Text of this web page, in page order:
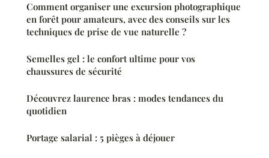
Comment organiser une excursion photographique
en forêt pour amateurs, avec des conseils sur les
techniques de prise de vue naturelle ?
Semelles gel : le confort ultime pour vos
chaussures de sécurité
Découvrez laurence bras : modes tendances du
quotidien
Portage salarial : 5 pièges à déjouer